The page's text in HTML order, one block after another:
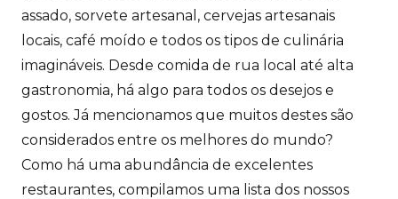
assado, sorvete artesanal, cervejas artesanais
locais, café moído e todos os tipos de culinária
imagináveis. Desde comida de rua local até alta
gastronomia, há algo para todos os desejos e
gostos. Já mencionamos que muitos destes são
considerados entre os melhores do mundo?
Como há uma abundância de excelentes
restaurantes, compilamos uma lista dos nossos